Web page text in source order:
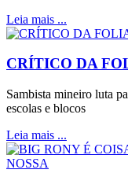
Leia mais ...
CRÍTICO DA
Sambista mineiro luta
escolas e blocos
Leia mais ...